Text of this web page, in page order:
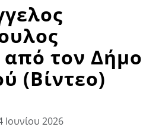
από τον Δήμο
(Βίντεο)
Ιουνίου 2026